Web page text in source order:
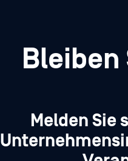
Bleiben
Melden Sie